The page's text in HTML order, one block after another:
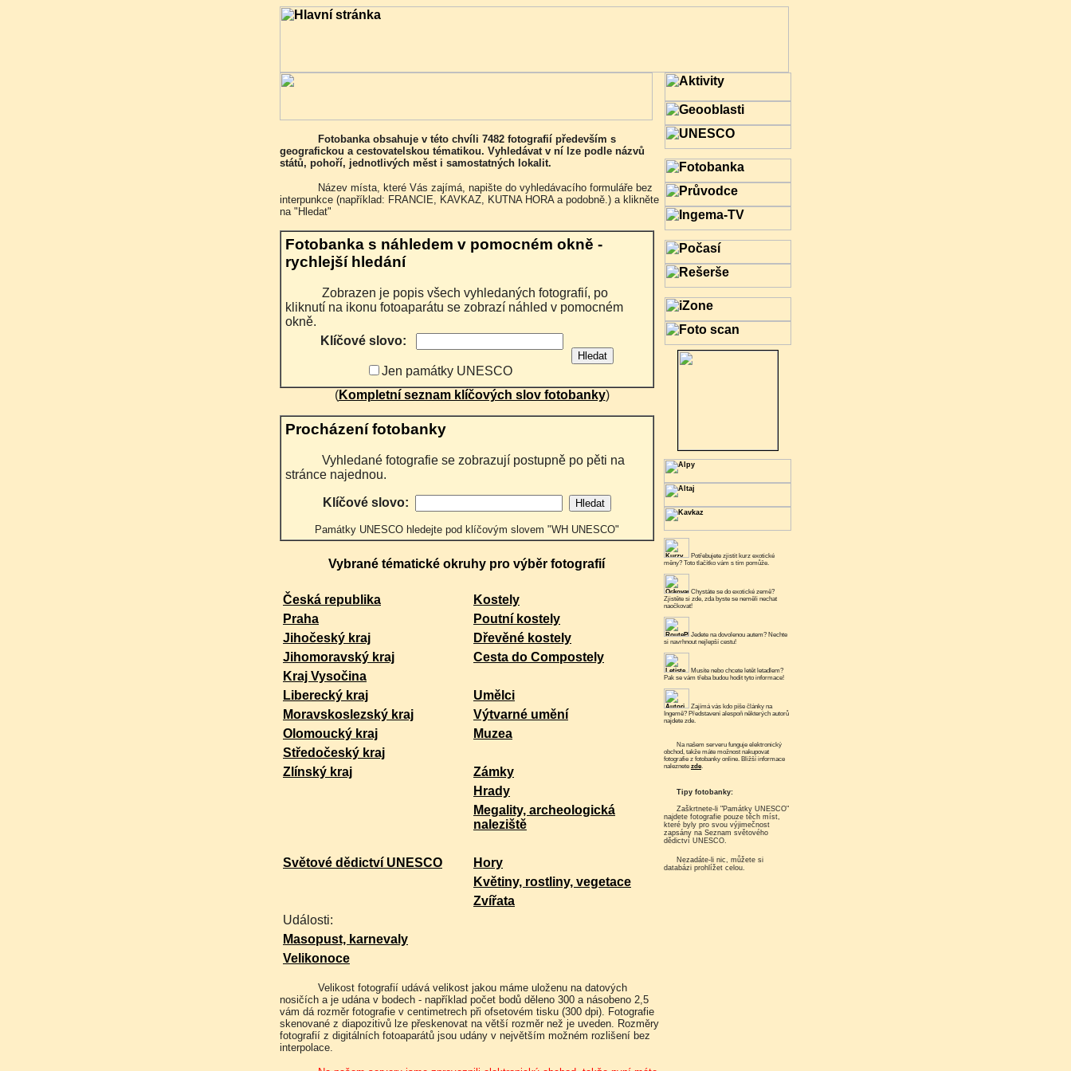
Fotobanka obsahuje v této chvíli 7482 fotografií především s
geografickou a cestovatelskou tématikou. Vyhledávat v ní lze podle názvů
států, pohoří, jednotlivých měst i samostatných lokalit.
Název místa, které Vás zajímá, napište do vyhledávacího formuláře bez
interpunkce (například: FRANCIE, KAVKAZ, KUTNA HORA a podobně.) a klikněte
na "Hledat"
Fotobanka s náhledem v pomocném okně -
rychlejší hledání
Zobrazen je popis všech vyhledaných fotografií, po
kliknutí na ikonu fotoaparátu se zobrazí náhled v pomocném
okně.
Klíčové slovo:
Jen památky UNESCO
(Kompletní seznam klíčových slov fotobanky)
Procházení fotobanky
Vyhledané fotografie se zobrazují postupně po pěti na
stránce najednou.
Klíčové slovo:
Památky UNESCO hledejte pod klíčovým slovem "WH UNESCO"
Vybrané tématické okruhy pro výběr fotografií
Česká republika
Kostely
Praha
Poutní kostely
Jihočeský kraj
Dřevěné kostely
Jihomoravský kraj
Cesta do Compostely
Kraj Vysočina
Liberecký kraj
Umělci
Moravskoslezský kraj
Výtvarné umění
Olomoucký kraj
Muzea
Středočeský kraj
Zlínský kraj
Zámky
Hrady
Megality, archeologická
naleziště
Světové dědictví UNESCO
Hory
Květiny, rostliny, vegetace
Zvířata
Události:
Masopust, karnevaly
Velikonoce
Velikost fotografií udává velikost jakou máme uloženu na datových
nosičích a je udána v bodech - například počet bodů děleno 300 a násobeno 2,5
vám dá rozměr fotografie v centimetrech při ofsetovém tisku (300 dpi). Fotografie
skenované z diapozitivů lze přeskenovat na větší rozměr než je uveden. Rozměry
fotografií z digitálních fotoaparátů jsou udány v největším možném rozlišení bez
interpolace.
Potřebujete zjistit kurz exotické
měny? Toto tlačítko vám s tím pomůže.
Chystáte se do exotické země?
Zjistěte si zde, zda byste se neměli nechat
naočkovat!
Jedete na dovolenou autem? Nechte
si navrhnout nejlepší cestu!
Musíte nebo chcete letět letadlem?
Pak se vám třeba budou hodit tyto informace!
Zajímá vás kdo píše články na
Ingemě? Představení alespoň některých autorů
najdete zde.
Na našem serveru funguje elektronický
obchod, takže máte možnost nakupovat
fotografie z fotobanky online. Bližší informace
naleznete zde.
Tipy fotobanky:
Zaškrtnete-li "Památky UNESCO"
najdete fotografie pouze těch míst,
které byly pro svou výjimečnost
zapsány na Seznam světového
dědictví UNESCO.
Nezadáte-li nic, můžete si
databázi prohlížet celou.